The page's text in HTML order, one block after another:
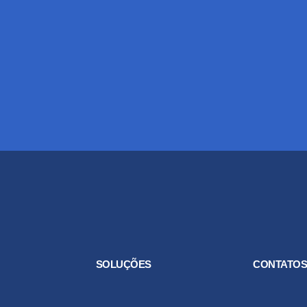
SOLUÇÕES CONTATOS